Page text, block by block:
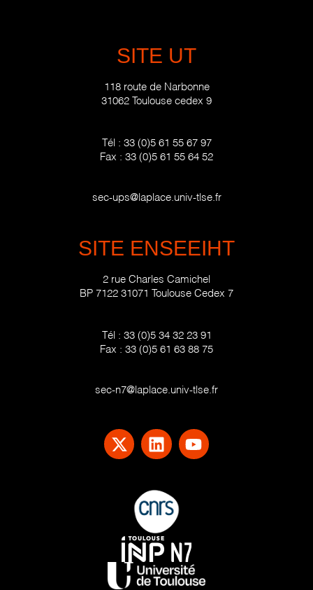
SITE UT
118 route de Narbonne
31062 Toulouse cedex 9
Tél : 33 (0)5 61 55 67 97
Fax : 33 (0)5 61 55 64 52
sec-ups@laplace.univ-tlse.fr
SITE ENSEEIHT
2 rue Charles Camichel
BP 7122 31071 Toulouse Cedex 7
Tél : 33 (0)5 34 32 23 91
Fax : 33 (0)5 61 63 88 75
sec-n7@laplace.univ-tlse.fr